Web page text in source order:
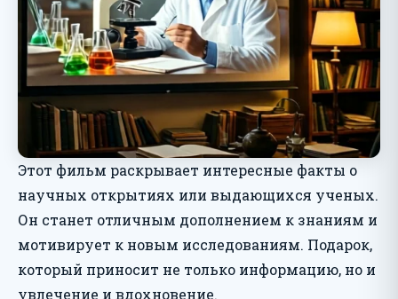
Этот фильм раскрывает интересные факты о
научных открытиях или выдающихся ученых.
Он станет отличным дополнением к знаниям и
мотивирует к новым исследованиям. Подарок,
который приносит не только информацию, но и
увлечение и вдохновение.